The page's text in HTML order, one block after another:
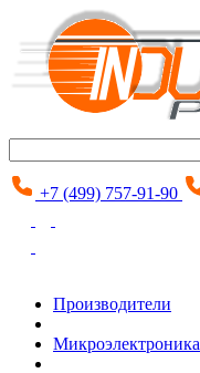
+7 (499) 757-91-90
Производители
Микроэлектроника